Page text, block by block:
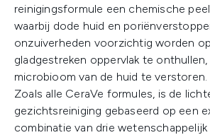
reinigingsformule een chemische
waarbij dode huid en
onzuiverheden voorzichtig worden
gladgestreken oppervlak te
microbioom van de huid te verstoren.
Zoals alle CeraVe formules, is de
gezichtsreiniging gebaseerd op een
combinatie van drie